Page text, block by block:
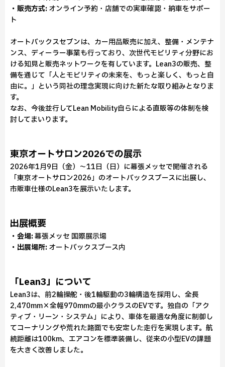
・販売方式:オンライン予約・店舗での実車確認・納車をサポー
ト
オートバックスセブンは、カー用品販売に加え、整備・メンテナ
ンス、ディーラー事業も行っており、次世代モビリティ分野にお
ける知見と販売ネットワークを有しています。Lean3の販売、整
備を通じて「人とモビリティの未来を、もっと楽しく、もっと自
由に。」という同社の理念実現に向けた新たな取り組みとなりま
す。
なお、今後並行してLean Mobility自らによる直販等の体制を検
討してまいります。
東京オートサロン2026での展示
2026年1月9日（金）〜11日（日）に幕張メッセで開催される
「東京オートサロン2026」のオートバックスブースに出展し、
市販車仕様のLean3を展示いたします。
出展概要
・会場:幕張メッセ 国際展示場
・出展場所:オートバックスブース内
「Lean3」について
Lean3は、前2輪操舵・後1輪駆動の3輪構造を採用し、全長
2,470mm×全幅970mmの最小クラスのEVです。独自の「アク
ティブ・リーン・システム」により、車体を最適な角度に制御し
てコーナリングや荒れた路面でも安定した走行を実現します。航
続距離は100km、エアコンを標準装備し、従来の小型EVの課題
を大きく改善しました。